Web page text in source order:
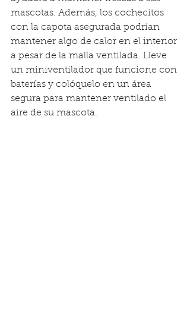
mascotas. Además, los cochecitos
con la capota asegurada podrían
mantener algo de calor en el interior
a pesar de la malla ventilada. Lleve
un miniventilador que funcione con
baterías y colóquelo en un área
segura para mantener ventilado el
aire de su mascota.